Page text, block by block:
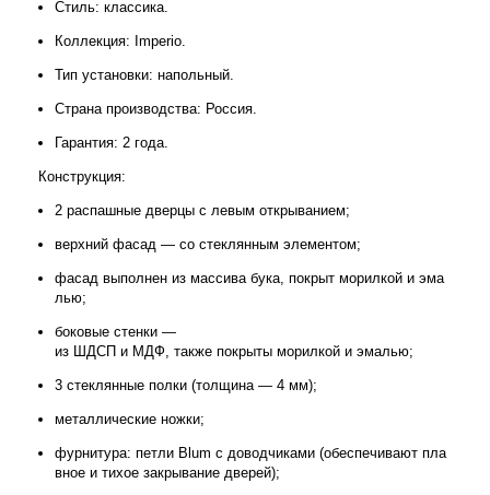
Стиль: классика.
Коллекция: Imperio.
Тип установки: напольный.
Странапроизводства: Россия.
Гарантия: 2 года.
Конструкция:
2 распашные дверцы с левым открыванием;
верхний фасад — со стеклянным элементом;
фасад выполнен из массивабука, покрыт морилкой и эма
лью;
боковые стенки —
из ШДСП и МДФ, также покрыты морилкой и эмалью;
3 стеклянные полки (толщина— 4 мм);
металлические ножки;
фурнитура: петли Blum с доводчиками (обеспечивают пла
вное и тихое закрывание дверей);